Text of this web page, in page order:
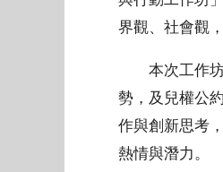
界觀、社會觀
本次工作坊
勢，及兒權公
作與創新思考
熱情與潛力。